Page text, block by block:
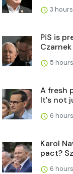
3
PiS is
5
A fresh
It's not
6
Karol
pact?
6